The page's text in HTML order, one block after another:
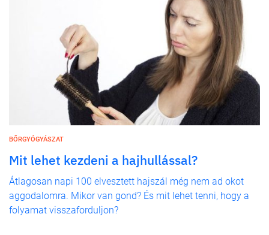
BŐRGYÓGYÁSZAT
Mit lehet kezdeni a hajhullással?
Átlagosan napi 100 elvesztett hajszál még nem ad okot
aggodalomra. Mikor van gond? És mit lehet tenni, hogy a
folyamat visszaforduljon?